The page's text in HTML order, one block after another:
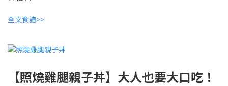
全文食譜>>
【照燒雞腿親子丼】大人也要大口吃！